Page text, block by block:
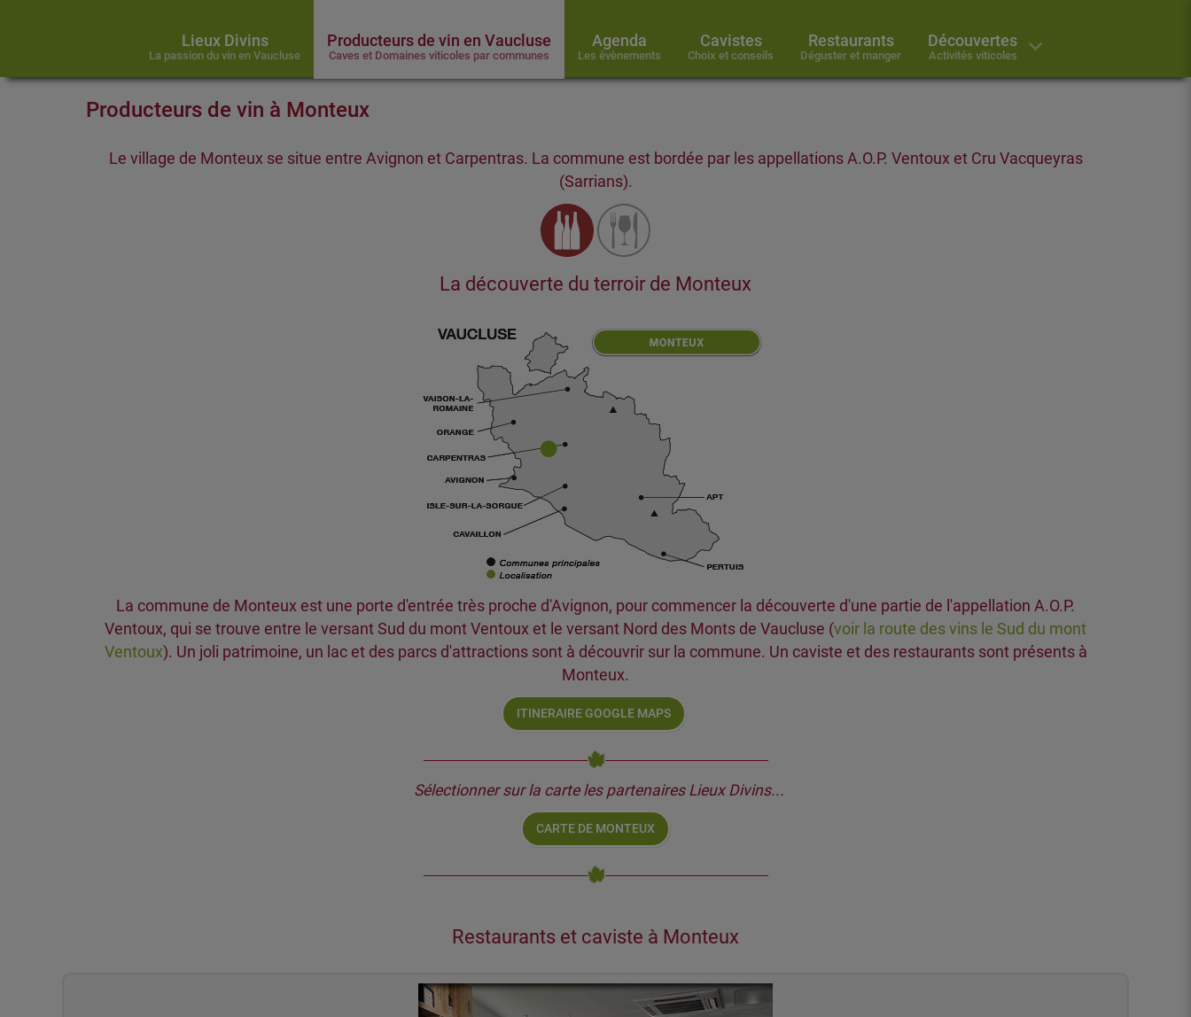
Lieux Divins
La passion du vin en Vaucluse
Producteurs de vin en Vaucluse
Caves et Domaines viticoles par communes
Agenda
Les évènements
Cavistes
Choix et conseils
Restaurants
Déguster et manger
Découvertes
Activités viticoles
Producteurs de vin à Monteux
Le village de Monteux se situe entre Avignon et Carpentras. La commune est bordée par les appellations A.O.P. Ventoux et Cru Vacqueyras
(Sarrians).
La découverte du terroir de Monteux
La commune de Monteux est une porte d'entrée très proche d'Avignon, pour commencer la découverte d'une partie de l'appellation A.O.P.
Ventoux, qui se trouve entre le versant Sud du mont Ventoux et le versant Nord des Monts de Vaucluse (voir la route des vins le Sud du mont
Ventoux). Un joli patrimoine, un lac et des parcs d'attractions sont à découvrir sur la commune. Un caviste et des restaurants sont présents à
Monteux.
ITINERAIRE GOOGLE MAPS
Sélectionner sur la carte les partenaires Lieux Divins...
CARTE DE MONTEUX
Restaurants et caviste à Monteux